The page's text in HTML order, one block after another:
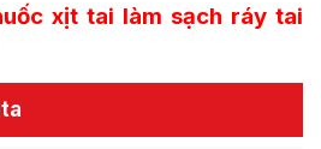
xịt tai làm sạch ráy tai